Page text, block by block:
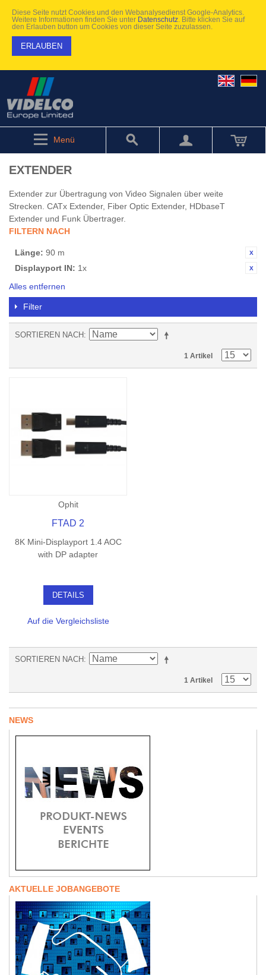
Diese Seite nutzt Cookies und den Webanalysedienst Google-Analytics.
Weitere Informationen finden Sie unter Datenschutz . Bitte klicken Sie auf
den Erlauben button um Cookies von dieser Seite zuzulassen.
ERLAUBEN
Menü
EXTENDER
Extender zur Übertragung von Video Signalen über weite
Strecken. CATx Extender, Fiber Optic Extender, HDbaseT
Extender und Funk Übertrager.
FILTERN NACH
Länge: 90 m
Displayport IN: 1x
Alles entfernen
Filter
SORTIEREN NACH
1 Artikel
Ophit
FTAD 2
8K Mini-Displayport 1.4 AOC
with DP adapter
DETAILS
Auf die Vergleichsliste
SORTIEREN NACH
1 Artikel
NEWS
AKTUELLE JOBANGEBOTE